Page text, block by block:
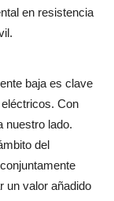
en resistencia
baja es clave
Con
nuestro lado.
del
un valor añadido